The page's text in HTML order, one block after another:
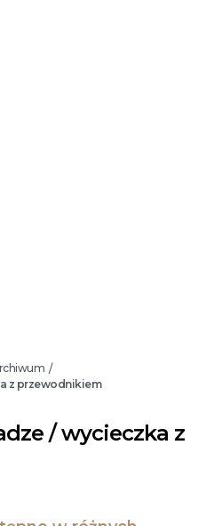
/
z przewodnikiem
/ wycieczka z